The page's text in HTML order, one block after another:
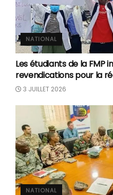
NATIONAL
Les étudiants de la FMP
revendications pour la
3 JUILLET 2026
NATIONAL